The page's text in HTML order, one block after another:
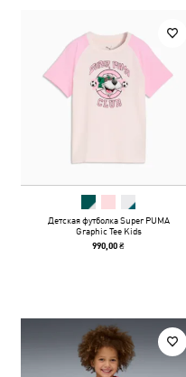
Детская футболка Super PUMA
Graphic Tee Kids
990,00 ₴